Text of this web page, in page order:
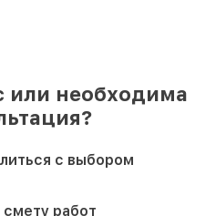
или необходима
с выбором
работ